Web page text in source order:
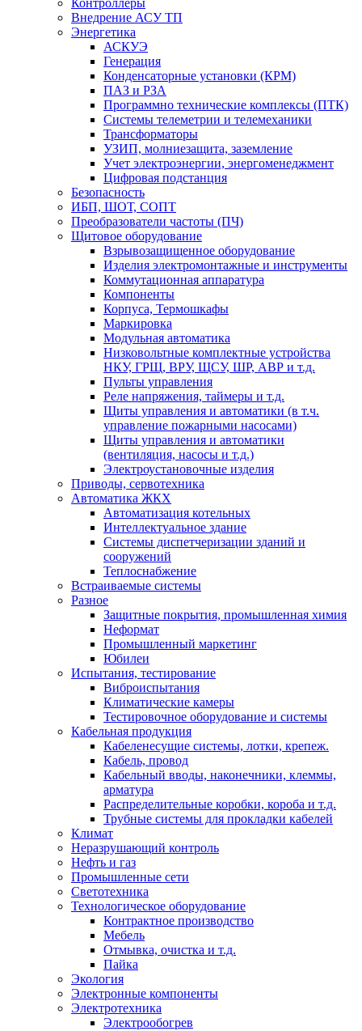
Контроллеры
Внедрение АСУ ТП
Энергетика
АСКУЭ
Генерация
Конденсаторные установки (КРМ)
ПАЗ и РЗА
Программно технические комплексы (ПТК)
Системы телеметрии и телемеханики
Трансформаторы
УЗИП, молниезащита, заземление
Учет электроэнергии, энергоменеджмент
Цифровая подстанция
Безопасность
ИБП, ШОТ, СОПТ
Преобразователи частоты (ПЧ)
Щитовое оборудование
Взрывозащищенное оборудование
Изделия электромонтажные и инструменты
Коммутационная аппаратура
Компоненты
Корпуса, Термошкафы
Маркировка
Модульная автоматика
Низковольтные комплектные устройства
НКУ, ГРЩ, ВРУ, ЩСУ, ШР, АВР и т.д.
Пульты управления
Реле напряжения, таймеры и т.д.
Щиты управления и автоматики (в т.ч.
управление пожарными насосами)
Щиты управления и автоматики
(вентиляция, насосы и т.д.)
Электроустановочные изделия
Приводы, сервотехника
Автоматика ЖКХ
Автоматизация котельных
Интеллектуальное здание
Системы диспетчеризации зданий и
сооружений
Теплоснабжение
Встраиваемые системы
Разное
Защитные покрытия, промышленная химия
Неформат
Промышленный маркетинг
Юбилеи
Испытания, тестирование
Виброиспытания
Климатические камеры
Тестировочное оборудование и системы
Кабельная продукция
Кабеленесущие системы, лотки, крепеж.
Кабель, провод
Кабельный вводы, наконечники, клеммы,
арматура
Распределительные коробки, короба и т.д.
Трубные системы для прокладки кабелей
Климат
Неразрушающий контроль
Нефть и газ
Промышленные сети
Светотехника
Технологическое оборудование
Контрактное производство
Мебель
Отмывка, очистка и т.д.
Пайка
Экология
Электронные компоненты
Электротехника
Электрообогрев